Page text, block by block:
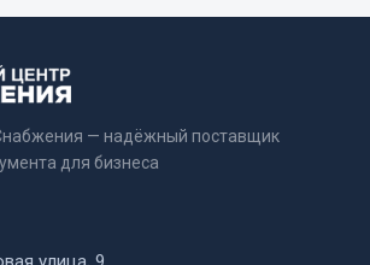
Показать ещё
— надёжный поставщик
для бизнеса